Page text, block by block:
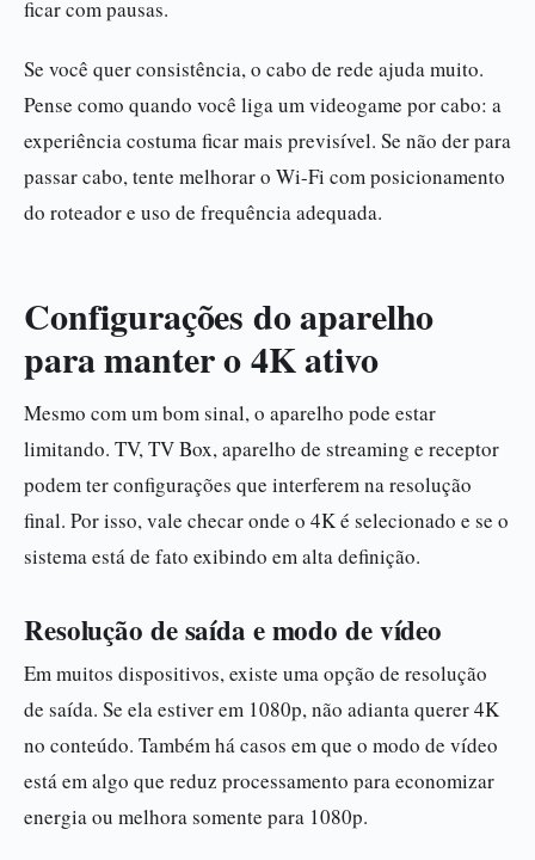
ficar com pausas.
Se você quer consistência, o cabo de rede ajuda muito.
Pense como quando você liga um videogame por cabo: a
experiência costuma ficar mais previsível. Se não der para
passar cabo, tente melhorar o Wi-Fi com posicionamento
do roteador e uso de frequência adequada.
Configurações do aparelho
para manter o 4K ativo
Mesmo com um bom sinal, o aparelho pode estar
limitando. TV, TV Box, aparelho de streaming e receptor
podem ter configurações que interferem na resolução
final. Por isso, vale checar onde o 4K é selecionado e se o
sistema está de fato exibindo em alta definição.
Resolução de saída e modo de vídeo
Em muitos dispositivos, existe uma opção de resolução
de saída. Se ela estiver em 1080p, não adianta querer 4K
no conteúdo. Também há casos em que o modo de vídeo
está em algo que reduz processamento para economizar
energia ou melhora somente para 1080p.